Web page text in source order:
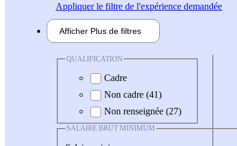
Appliquerle filtre de l'expérience demandée
Afficher Plus de filtres
QUALIFICATION
Cadre
Non cadre (41)
Non renseignée (27)
SALAIRE BRUT MINIMUM